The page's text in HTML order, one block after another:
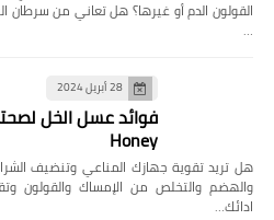
القولون الدم أو غيرها؟ ‏هل تعاني من سرطان
…
28 أبريل 2024
Honey
هل تريد تقوية جهازك المناعي وتنضيف
والهضم والتخلص من الإمساك والقولون
ادائك…